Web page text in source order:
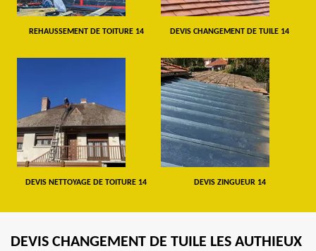
REHAUSSEMENT DE TOITURE 14 DEVIS CHANGEMENT DE TUILE 14
DEVIS NETTOYAGE DE TOITURE 14 DEVIS ZINGUEUR 14
DEVIS CHANGEMENT DE TUILE LES AUTHIEUX